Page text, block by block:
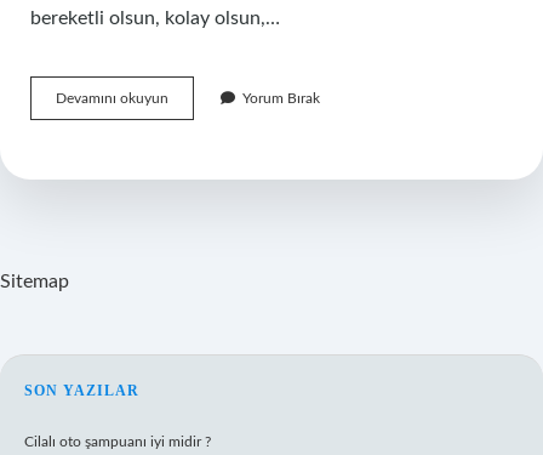
bereketli olsun, kolay olsun,…
Devamını okuyun
Bal
Ne
Yorum Bırak
Sitemap
SIDEBAR
SON YAZILAR
Cilalı oto şampuanı iyi midir ?